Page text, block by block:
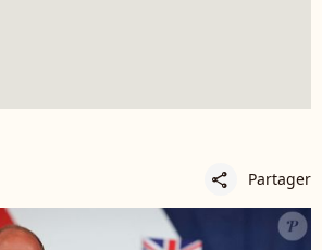
share Partager